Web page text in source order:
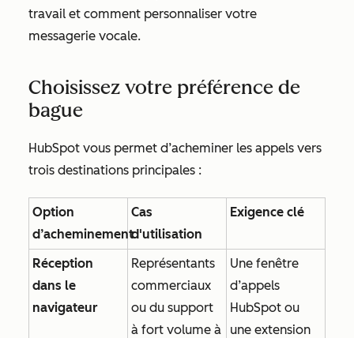
travail et comment personnaliser votre
messagerie vocale.
Choisissez votre préférence de
bague
HubSpot vous permet d’acheminer les appels vers
trois destinations principales :
Option
d’acheminement
Cas
d'utilisation
Exigence clé
Réception
dans le
navigateur
Représentants
commerciaux
ou du support
à fort volume à
Une fenêtre
d’appels
HubSpot ou
une extension